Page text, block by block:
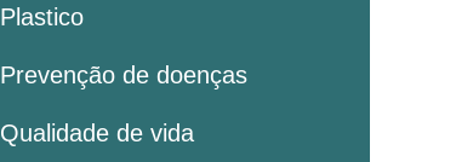
Plastico
Prevenção de doenças
Qualidade de vida